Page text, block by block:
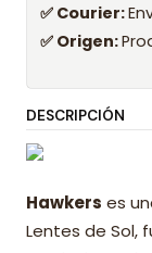
✅ Courier:
✅ Origen:
DESCRIPCIÓN
Hawkers es
Lentes de Sol,